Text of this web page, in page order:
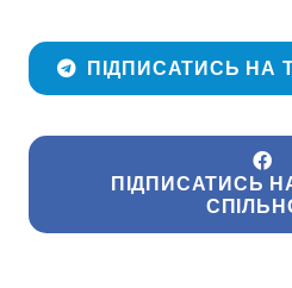
ПІДПИСАТИСЬ НА
ПІДПИСАТИСЬ